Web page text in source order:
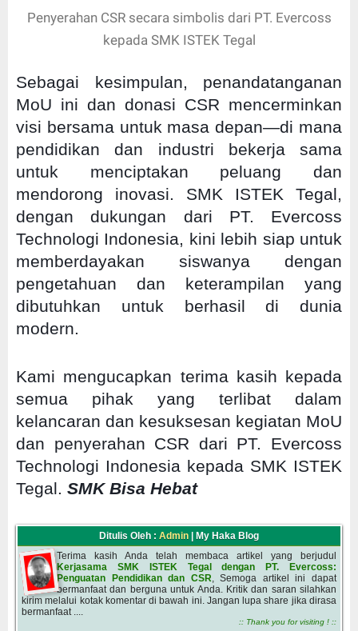
Penyerahan CSR secara simbolis dari PT. Evercoss
kepada SMK ISTEK Tegal
Sebagai kesimpulan, penandatanganan
MoU ini dan donasi CSR mencerminkan
visi bersama untuk masa depan—di mana
pendidikan dan industri bekerja sama
untuk menciptakan peluang dan
mendorong inovasi. SMK ISTEK Tegal,
dengan dukungan dari PT. Evercoss
Technologi Indonesia, kini lebih siap untuk
memberdayakan siswanya dengan
pengetahuan dan keterampilan yang
dibutuhkan untuk berhasil di dunia
modern.
Kami mengucapkan terima kasih kepada
semua pihak yang terlibat dalam
kelancaran dan kesuksesan kegiatan MoU
dan penyerahan CSR dari PT. Evercoss
Technologi Indonesia kepada SMK ISTEK
Tegal. SMK Bisa Hebat
Ditulis Oleh : Admin | My Haka Blog
Terima kasih Anda telah membaca artikel yang berjudul
Kerjasama SMK ISTEK Tegal dengan PT. Evercoss:
Penguatan Pendidikan dan CSR, Semoga artikel ini dapat
bermanfaat dan berguna untuk Anda. Kritik dan saran silahkan
kirim melalui kotak komentar di bawah ini. Jangan lupa share jika dirasa
bermanfaat ....
:: Thank you for visiting ! ::